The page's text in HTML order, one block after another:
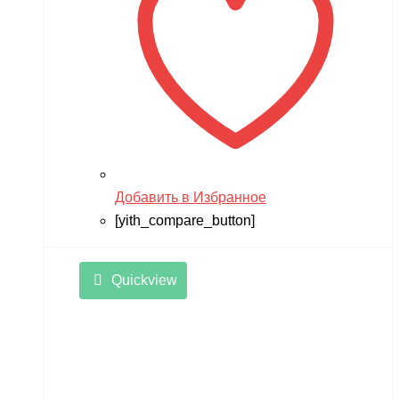
Добавить в Избранное
[yith_compare_button]
Quickview